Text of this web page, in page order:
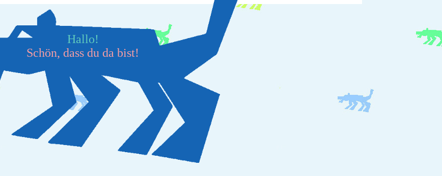
Hallo!
Schön, dass du da bist!